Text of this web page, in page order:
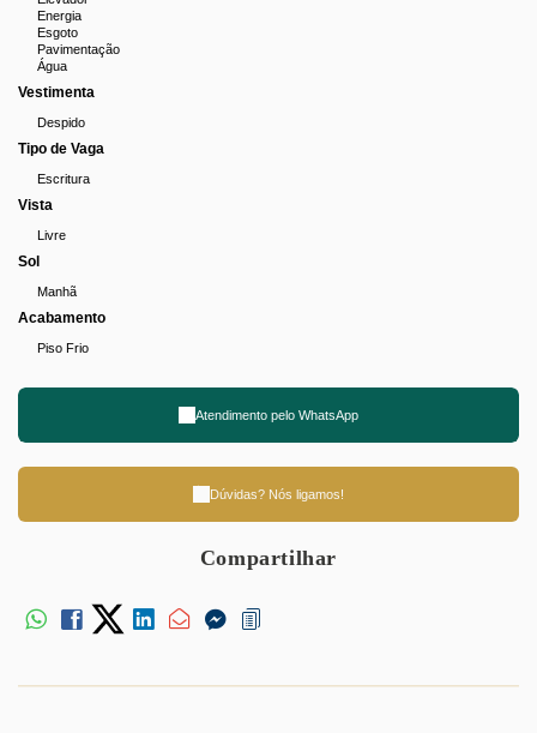
Energia
Esgoto
Pavimentação
Água
Vestimenta
Despido
Tipo de Vaga
Escritura
Vista
Livre
Sol
Manhã
Acabamento
Piso Frio
Atendimento pelo WhatsApp
Dúvidas? Nós ligamos!
Compartilhar